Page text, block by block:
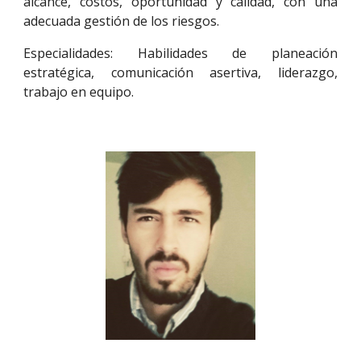
adecuada gestión de los riesgos.
Especialidades: Habilidades de planeación
estratégica, comunicación asertiva, liderazgo,
trabajo en equipo.